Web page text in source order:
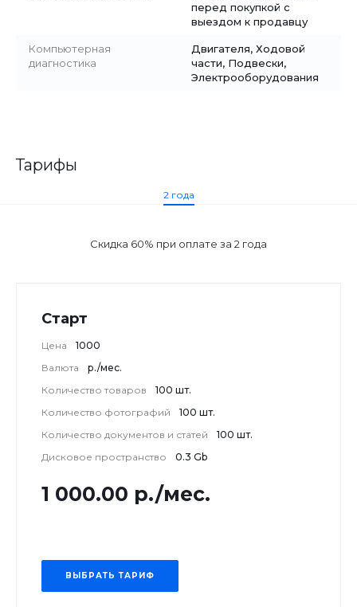
перед покупкой с
выездом к продавцу
Компьютерная
диагностика
Двигателя, Ходовой
части, Подвески,
Электрооборудования
Тарифы
2 года
Скидка 60% при оплате за 2 года
Старт
Цена
1000
Валюта
р./мес.
Количество товаров
100 шт.
Количество фотографий
100 шт.
Количество документов и статей
100 шт.
Дисковое пространство
0.3 Gb
1 000.00 р./мес.
ВЫБРАТЬ ТАРИФ